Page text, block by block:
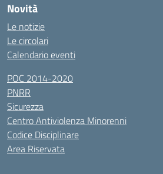
Novità
Le notizie
Le circolari
Calendario eventi
POC 2014-2020
PNRR
Sicurezza
Centro Antiviolenza Minorenni
Codice Disciplinare
Area Riservata